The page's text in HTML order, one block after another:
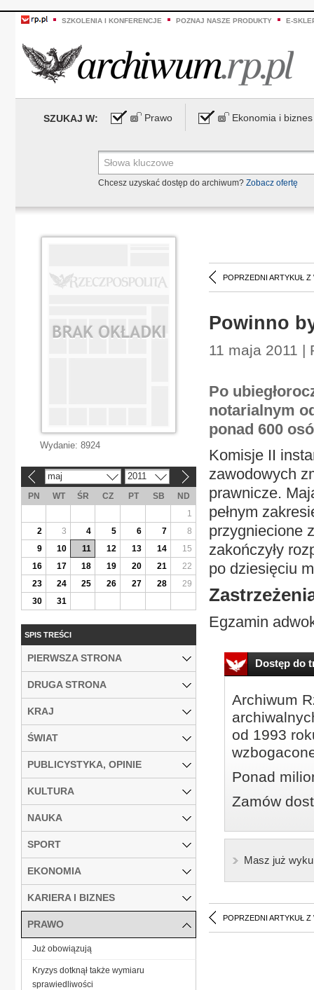
SZKOLENIA I KONFERENCJE POZNAJ NASZE PRODUKTY E-
SZUKAJ W: Prawo Ekonomia i biznes
Chcesz uzyskać dostęp do archiwum? Zobacz ofertę
POPRZEDNI ARTYKUŁ Z
Powinno
11 maja 2011 |
Po
notarialnym
ponad 600
Komisje II
zawodowych
prawnicze.
pełnym
przygniecione
zakończyły
po dziesięciu
Egzamin
Dostęp do
Archiwum
od 1993
Ponad
Zamów
Masz już
POPRZEDNI ARTYKUŁ Z
Wydanie: 8924
maj 2011
PN WT ŚR CZ PT SB
ND
1
2
3 4 5 6 7
8
9
10 11 12 13 14
15
16
17 18 19 20 21
22
23
24 25 26 27 28
29
30
31
SPIS TREŚCI
PIERWSZA STRONA
DRUGA STRONA
KRAJ
ŚWIAT
PUBLICYSTYKA, OPINIE
KULTURA
NAUKA
SPORT
EKONOMIA
KARIERA I BIZNES
PRAWO
Już obowiązują
Kryzys dotknął także wymiaru
sprawiedliwości